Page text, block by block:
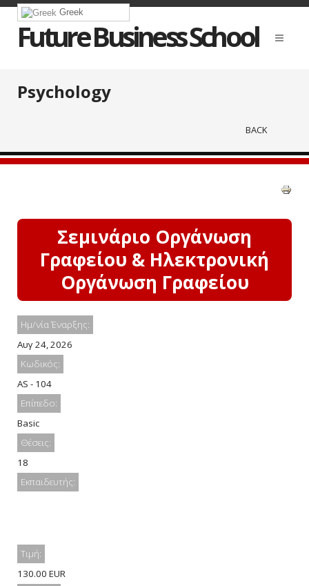
Greek
Future Business School
Psychology
BACK
Σεμινάριο Οργάνωση
Γραφείου & Ηλεκτρονική
Οργάνωση Γραφείου
Ημ/νία Έναρξης:
Αυγ 24, 2026
Κωδικός:
AS - 104
Επίπεδο:
Basic
Θέσεις:
18
Εκπαιδευτής:
Τιμή:
130.00 EUR